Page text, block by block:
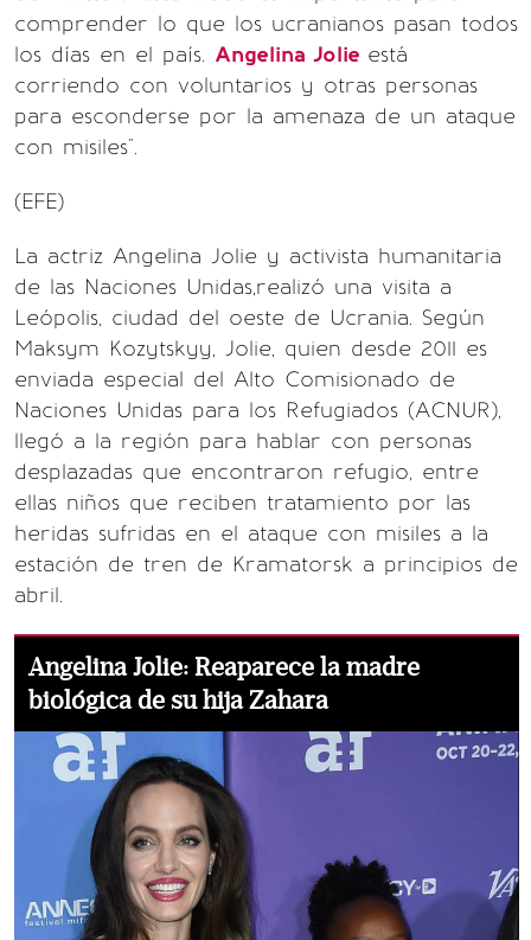
comprender lo que los ucranianos pasan todos
los días en el país. Angelina Jolie está
corriendo con voluntarios y otras personas
para esconderse por la amenaza de un ataque
con misiles".
(EFE)
La actriz Angelina Jolie y activista humanitaria
de las Naciones Unidas,realizó una visita a
Leópolis, ciudad del oeste de Ucrania. Según
Maksym Kozytskyy, Jolie, quien desde 2011 es
enviada especial del Alto Comisionado de
Naciones Unidas para los Refugiados (ACNUR),
llegó a la región para hablar con personas
desplazadas que encontraron refugio, entre
ellas niños que reciben tratamiento por las
heridas sufridas en el ataque con misiles a la
estación de tren de Kramatorsk a principios de
abril.
Angelina Jolie: Reaparece la madre
biológica de su hija Zahara